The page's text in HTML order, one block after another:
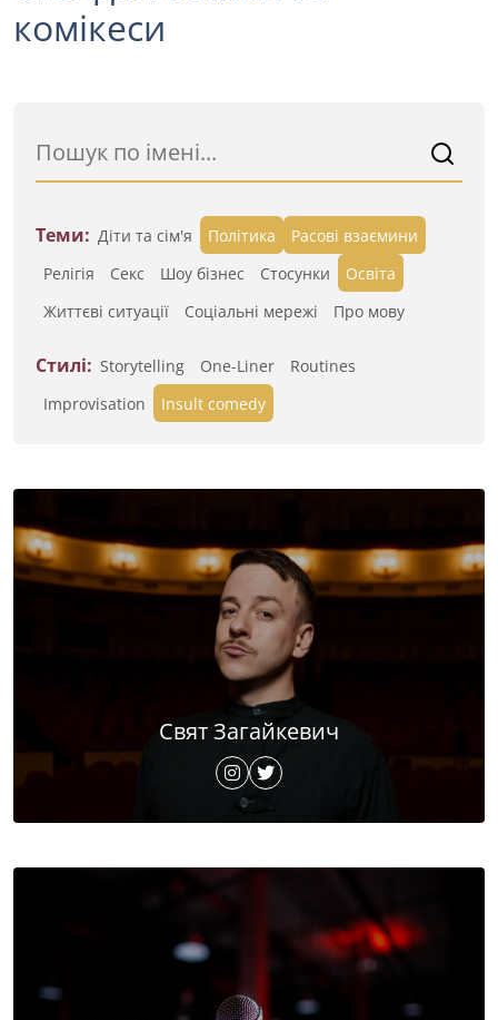
комікеси
Теми: Діти та сім'я Політика
Расові взаємини
Релігія
Секс Шоу бізнес Стосунки
Освіта
Життєві ситуації
Cоціальні мережі Про мову
Стилі: Storytelling One-Liner
Routines
Improvisation
Insult comedy
Свят Загайкевич